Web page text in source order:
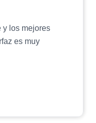
y los mejores
es muy